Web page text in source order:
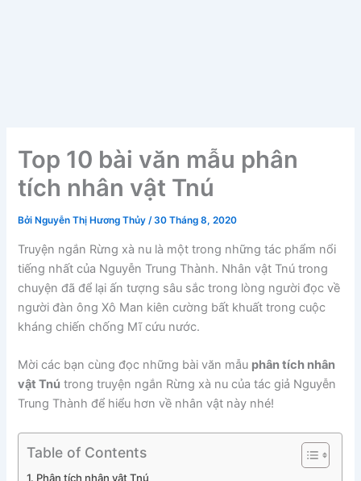
Top 10 bài văn mẫu phân
tích nhân vật Tnú
Bởi Nguyễn Thị Hương Thủy/30 Tháng 8, 2020
Truyện ngắn Rừng xà nu là một trong những tác phẩm nổi
tiếng nhất của Nguyễn Trung Thành. Nhân vật Tnú trong
chuyện đã để lại ấn tượng sâu sắc trong lòng người đọc về
người đàn ông Xô Man kiên cường bất khuất trong cuộc
kháng chiến chống Mĩ cứu nước.
Mời các bạn cùng đọc những bài văn mẫu phân tích nhân
vật Tnú trong truyện ngắn Rừng xà nu của tác giả Nguyễn
Trung Thành để hiểu hơn về nhân vật này nhé!
Table of Contents
Phân tích nhân vật Tnú